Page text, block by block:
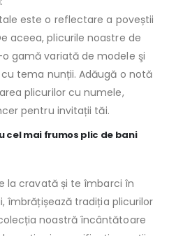
este o reflectare a poveștii
aceea, plicurile noastre de
gamă variată de modele şi
tema nunții. Adăugă o notă
plicurilor cu numele,
pentru invitații tăi.
cel mai frumos plic de bani
la cravată și te îmbarci în
îmbrățișează tradiția plicurilor
noastră încântătoare